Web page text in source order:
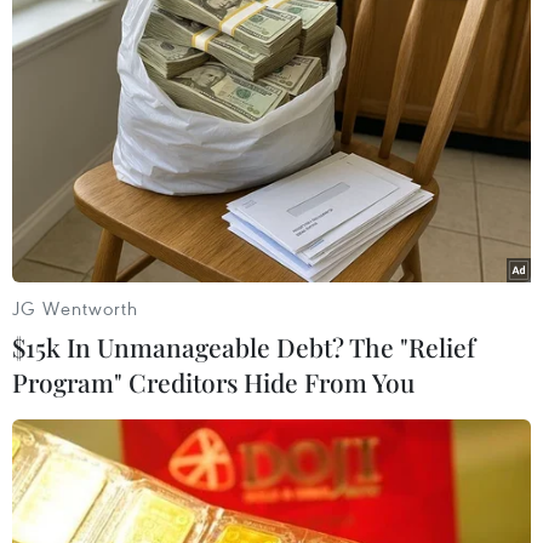
làm của Thành phố có dấu hiệu từng bước đang
phục hồi.
Đây là thông tin được ông Lê Văn Thinh, Giám đốc
Sở Lao động, Thương binh và Xã hội Thành phố Hồ
Chí Minh chia sẻ tại Hội nghị sơ kết 6 tháng đầu
năm và phương hướng nhiệm vụ 6 tháng cuối năm
2023 lĩnh vực lao động-người có công và xã hội diễn
ra ngày 28/6.
[Hỗ trợ doanh nghiệp phục hồi sản xuất, tạo việc
làm cho người lao động]
Trong lĩnh vực lao động, ông Thinh cho biết hoạt
động đưa người lao động Việt Nam đi làm việc ở
nước ngoài có nhiều dấu hiệu khởi sắc khi tăng hơn
1.000 trường hợp so với cùng kỳ năm trước.
JG Wentworth
$15k In Unmanageable Debt? The "Relief
Program" Creditors Hide From You